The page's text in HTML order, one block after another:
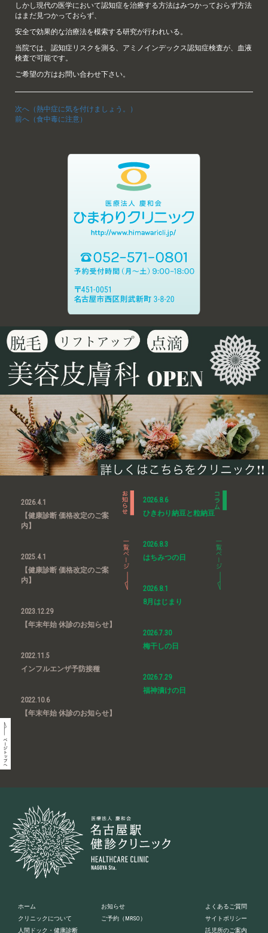
しかし現代の医学において認知症を治療する方法はみつかっておらず方法
はまだ見つかっておらず、
安全で効果的な治療法を模索する研究が行われいる。
当院では、認知症リスクを測る、アミノインデックス認知症検査が、血液
検査で可能です。
ご希望の方はお問い合わせ下さい。
次へ（熱中症に気を付けましょう。）
前へ（食中毒に注意）
2026.4.1
【健康診断 価格改定のご案
内】
2025.4.1
【健康診断 価格改定のご案
内】
2023.12.29
【年末年始 休診のお知らせ】
2022.11.5
インフルエンザ予防接種
2022.10.6
【年末年始 休診のお知らせ】
2026.8.6
ひきわり納豆と粒納豆
2026.8.3
はちみつの日
2026.8.1
8月はじまり
2026.7.30
梅干しの日
2026.7.29
福神漬けの日
ホーム
クリニックについて
人間ドック・健康診断
お知らせ
ご予約 （MRSO）
よくあるご質問
サイトポリシー
託児所のご案内